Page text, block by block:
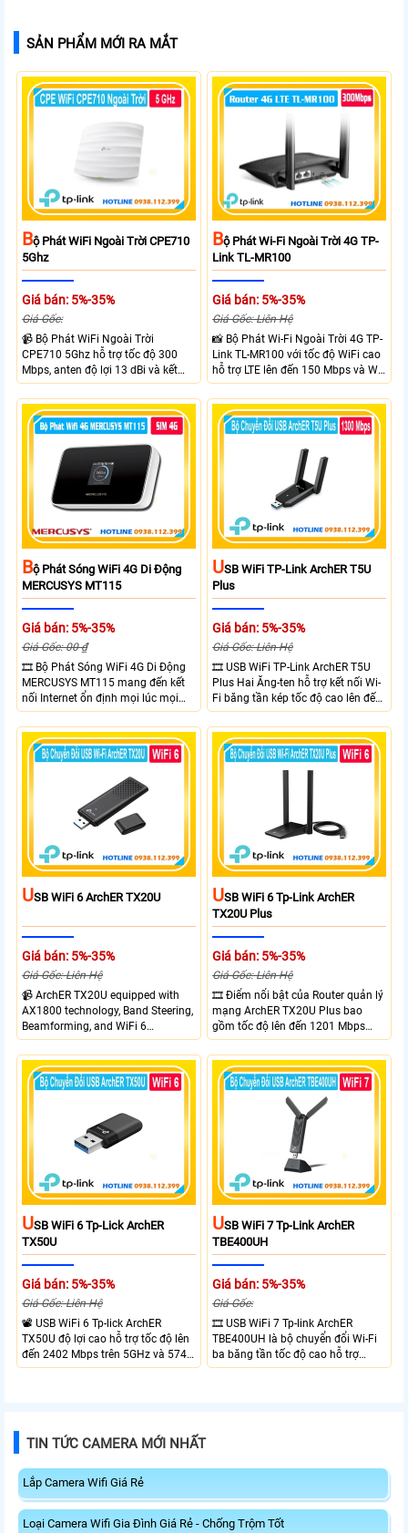
SẢN PHẨM MỚI RA MẮT
BỘ Phát WiFi Ngoài Trời CPE710
5Ghz
Giá bán: 5%-35%
Giá Gốc:
📹 Bộ Phát WiFi Ngoài Trời
CPE710 5Ghz hỗ trợ tốc độ 300
Mbps, anten độ lợi 13 dBi và kết
nối đường dài trên 10 km trong
điều kiện phù hợp. Trang bị cổng
Ethernet Shielded 10/100 Mbps, hỗ
trợ PoE Passive, MAXtream TDMA,
quản lý tập trung và phân tích
quang phổ. Chuẩn IPX5 giúp tăng
khả năng chống chịu thời tiết.
BỘ Phát Wi-Fi Ngoài Trời 4G TP-
Link TL-MR100
Giá bán: 5%-35%
Giá Gốc: Liên Hệ
📸 Bộ Phát Wi-Fi Ngoài Trời 4G TP-
Link TL-MR100 với tốc độ WiFi cao
hỗ trợ LTE lên đến 150 Mbps và Wi-
Fi 2.4 GHz lên đến 300 Mbps với
thiết kế với vỏ chống chịu thời tiết
chuẩn IP65, chống sét ±6kV và
chống tĩnh điện ±15kV
BỘ Phát Sóng WiFi 4G Di Động
MERCUSYS MT115
Giá bán: 5%-35%
Giá Gốc: 00 ₫
🎞 Bộ Phát Sóng WiFi 4G Di Động
MERCUSYS MT115 mang đến kết
nối Internet ổn định mọi lúc mọi
nơi với tốc độ 4G LTE tải xuống lên
đến 150Mbps. Chuẩn WiFi 6
AX300, pin 2400mAh hoạt động
đến 10 giờ và khả năng kết nối
USB WiFi TP-Link ArchER T5U
Plus
Giá bán: 5%-35%
Giá Gốc: Liên Hệ
🎞 USB WiFi TP-Link ArchER T5U
Plus Hai Ăng-ten hỗ trợ kết nối Wi-
Fi băng tần kép tốc độ cao lên đến
1300 Mbps. Hai ăng-ten ngoài kết
hợp công nghệ Beamforming giúp
tăng cường tín hiệu và vùng phủ
sóng. USB 3.0 cho tốc độ truyền dữ
và cài đặt dễ dàng không cần đĩa
tư
USB WiFi 6 ArchER TX20U
Giá bán: 5%-35%
Giá Gốc: Liên Hệ
📹 ArchER TX20U equipped with
AX1800 technology, Band Steering,
Beamforming, and WiFi 6
transmission. Band Steering
technology optimizes connections,
Beamforming enhances signal
focus for better coverage. Upgrade
leading-edge features.
USB WiFi 6 Tp-Link ArchER
TX20U Plus
Giá bán: 5%-35%
Giá Gốc: Liên Hệ
🎞 Điểm nổi bật của Router quản lý
mạng ArchER TX20U Plus bao
gồm tốc độ lên đến 1201 Mbps
trên băng tần 5 GHz và 574 Mbps
trên băng tần 2.4 GHz. công nghệ
Band Steering, Beamforming và
Wifi 6 cung cấp hiệu suất cao và
ổn định cho mạng Wi-Fi của bạn.
USB WiFi 6 Tp-Lick ArchER
TX50U
Giá bán: 5%-35%
Giá Gốc: Liên Hệ
📽 USB WiFi 6 Tp-lick ArchER
TX50U độ lợi cao hỗ trợ tốc độ lên
đến 2402 Mbps trên 5GHz và 574
Mbps trên 2.4GHz mang đến kết
liệu nhanh, kết hợp WPA3 tăng
USB WiFi 7 Tp-Link ArchER
TBE400UH
Giá bán: 5%-35%
Giá Gốc:
🎞 USB WiFi 7 Tp-link ArchER
TBE400UH là bộ chuyển đổi Wi-Fi
ba băng tần tốc độ cao hỗ trợ
2882 Mbps trên 6GHz, 2882 Mbps
TIN TỨC CAMERA MỚI NHẤT
Lắp Camera Wifi Giá Rẻ
Loại Camera Wifi Gia Đình Giá Rẻ - Chống Trộm Tốt